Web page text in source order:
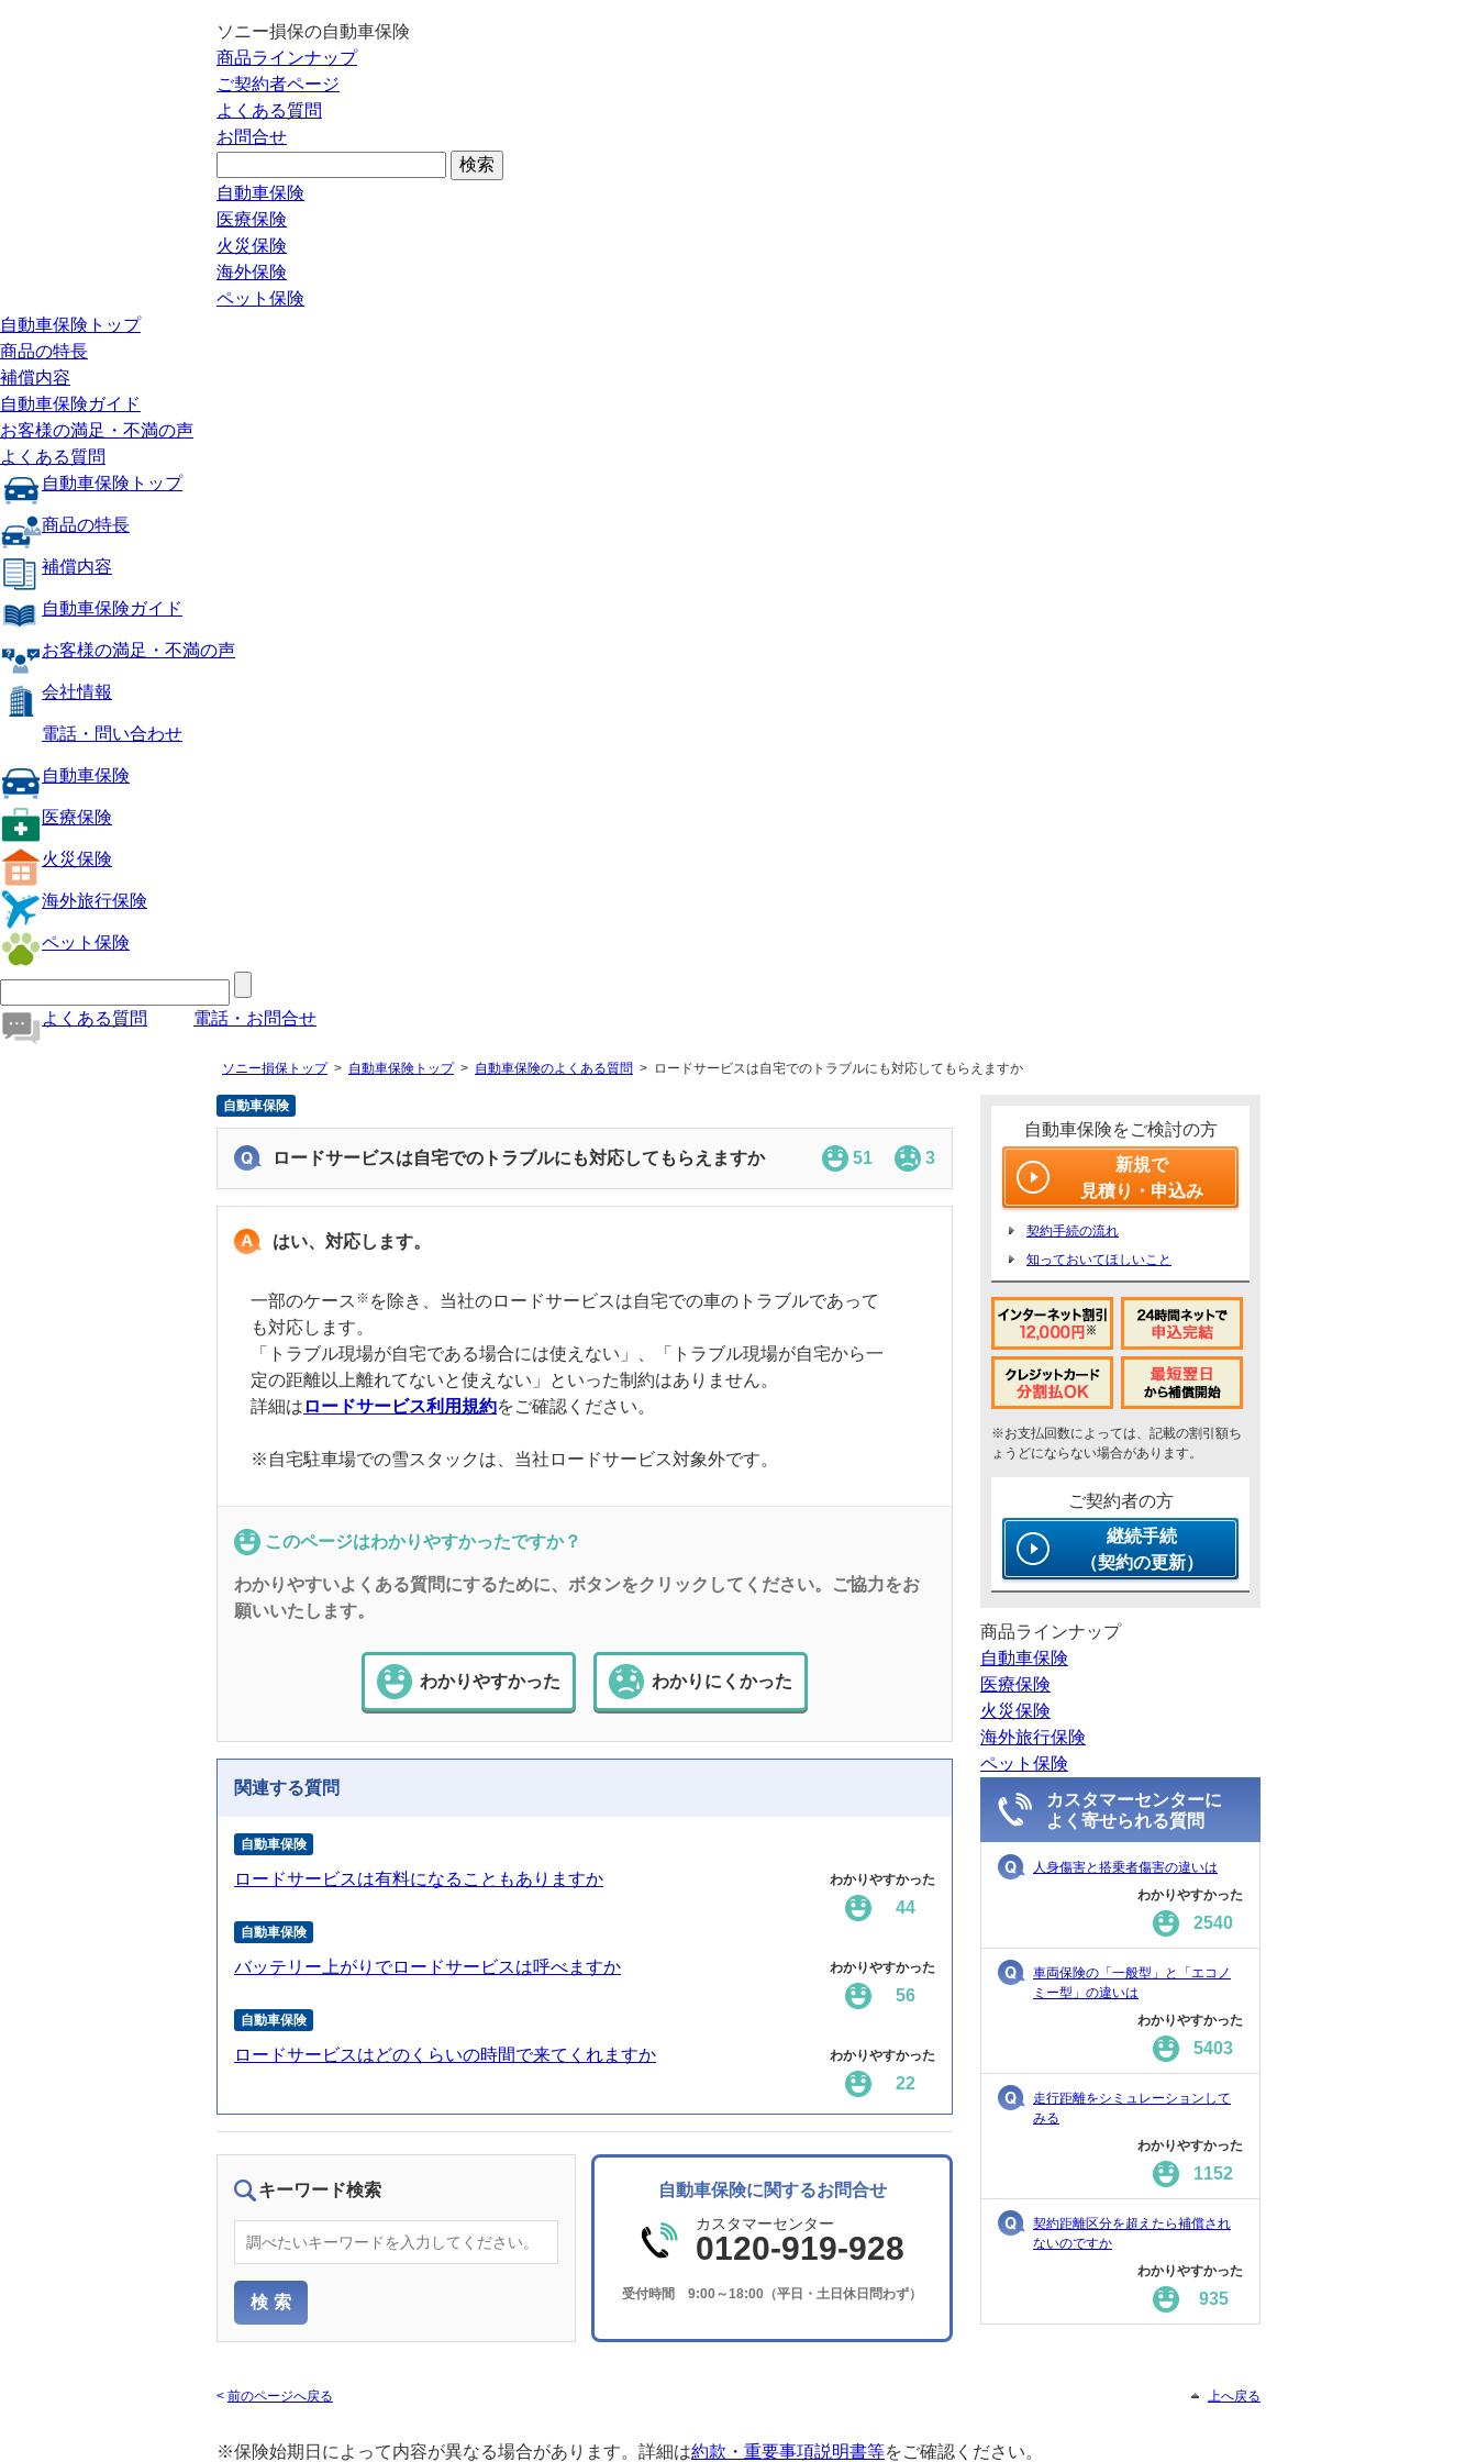
ソニー損保の自動車保険
商品ラインナップ
ご契約者ページ
よくある質問
お問合せ
自動車保険
医療保険
火災保険
海外保険
ペット保険
自動車保険トップ
商品の特長
補償内容
自動車保険ガイド
お客様の満足・不満の声
よくある質問
自動車保険トップ
商品の特長
補償内容
自動車保険ガイド
お客様の満足・不満の声
会社情報
電話・問い合わせ
自動車保険
医療保険
火災保険
海外旅行保険
ペット保険
よくある質問 電話・お問合せ
ソニー損保トップ 自動車保険トップ 自動車保険のよくある質問 ロードサービスは自宅でのトラブルにも対応してもらえますか
自動車保険
ロードサービスは自宅でのトラブルにも対応してもらえますか 51 3
はい、対応します。
一部のケース ※ を除き、当社のロードサービスは自宅での車のトラブルであって
も対応します。
「トラブル現場が自宅である場合には使えない」、「トラブル現場が自宅から一
定の距離以上離れてないと使えない」といった制約はありません。
詳細は ロードサービス利用規約をご確認ください。
※自宅駐車場での雪スタックは、当社ロードサービス対象外です。
このページはわかりやすかったですか？
わかりやすいよくある質問にするために、ボタンをクリックしてください。ご協力をお
願いいたします。
わかりやすかった わかりにくかった
関連する質問
自動車保険
ロードサービスは有料になることもありますか わかりやすかった
44
自動車保険
バッテリー上がりでロードサービスは呼べますか わかりやすかった
56
自動車保険
ロードサービスはどのくらいの時間で来てくれますか わかりやすかった
22
キーワード検索 自動車保険に関するお問合せ
カスタマーセンター
0120-919-928
受付時間 9:00～18:00（平日・土日休日問わず）
自動車保険をご検討の方
新規で
見積り・申込み
契約手続の流れ
知っておいてほしいこと
※お支払回数によっては、記載の割引額ち
ょうどにならない場合があります。
ご契約者の方
継続手続
（契約の更新）
商品ラインナップ
自動車保険
医療保険
火災保険
海外旅行保険
ペット保険
カスタマーセンターに
よく寄せられる質問
人身傷害と搭乗者傷害の違いは
わかりやすかった
2540
車両保険の「一般型」と「エコノ
ミー型」の違いは
わかりやすかった
5403
走行距離をシミュレーションして
みる
わかりやすかった
1152
契約距離区分を超えたら補償され
ないのですか
わかりやすかった
935
上へ戻る
< 前のページへ戻る
※保険始期日によって内容が異なる場合があります。詳細は約款・重要事項説明書等をご確認ください。